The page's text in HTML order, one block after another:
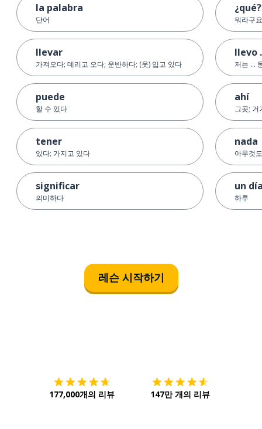
la palabra
단어
llevar
가져오다; 데리고 오다; 운반하다; (옷) 입고 있다
puede
할 수 있다
tener
있다; 가지고 있다
significar
의미하다
¿qué?
뭐라구
llevo
저는 ...
ahí
그곳; 거
nada
아무것
un
하루
레슨 시작하기
177,000개의 리뷰 147만 개의 리뷰